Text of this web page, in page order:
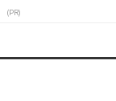
(PR)